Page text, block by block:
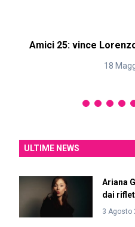
Amici 25: vince
18
ULTIME NEWS
Ariana
dai
3 Agosto